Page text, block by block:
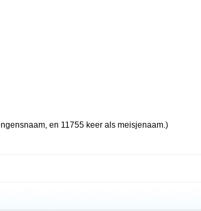
en 11755 keer als meisjenaam.)